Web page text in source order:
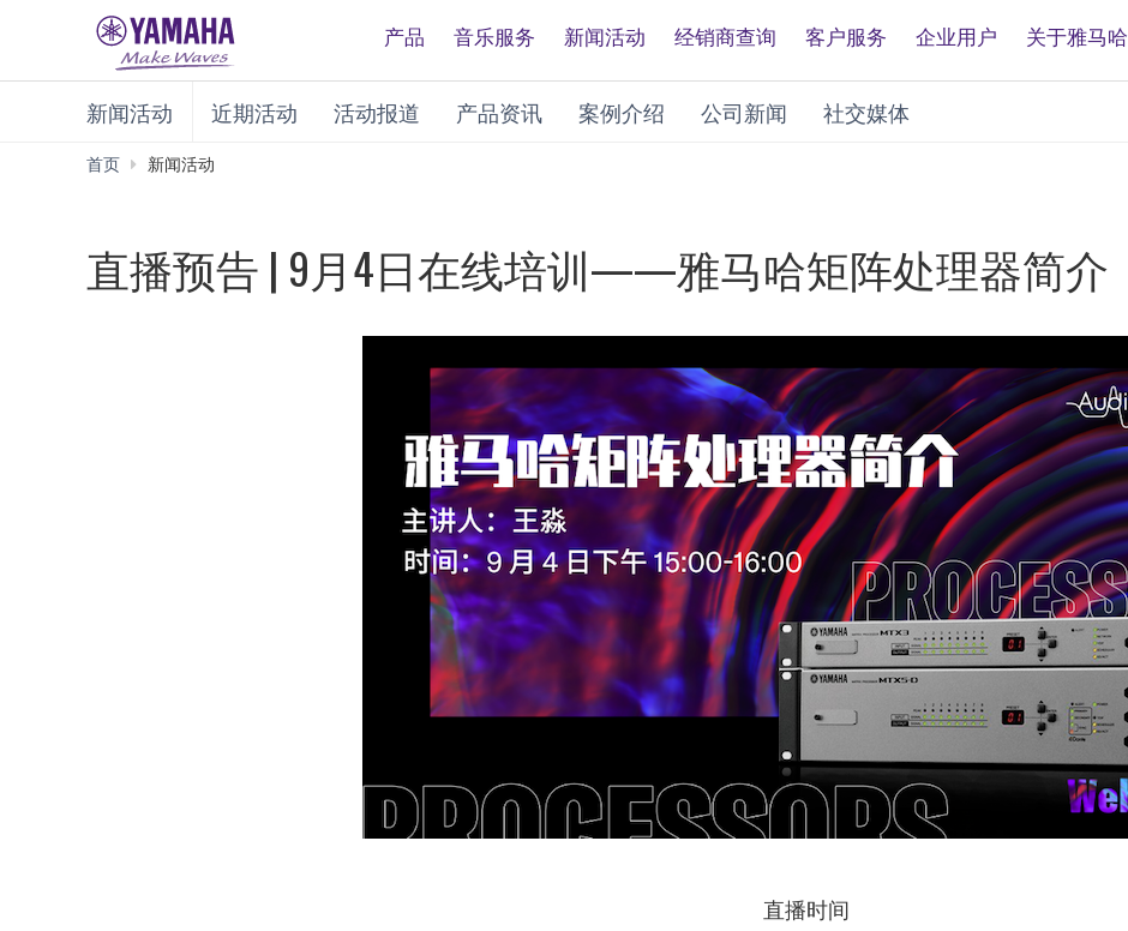
产品 音乐服务 新闻活动 经销商查询 客户服务 企业用户 关于雅马哈
新闻活动 近期活动 活动报道 产品资讯 案例介绍 公司新闻 社交媒体
首页 新闻活动
直播预告 | 9月4日在线培训——雅马哈矩阵处理器简介
直播时间